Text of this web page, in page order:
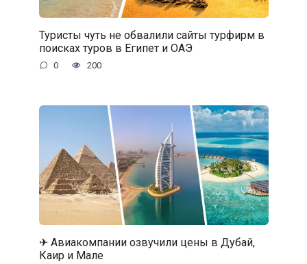
Туристы чуть не обвалили сайты турфирм в
поисках туров в Египет и ОАЭ
0 200
✈ Авиакомпании озвучили цены в Дубай,
Каир и Мале